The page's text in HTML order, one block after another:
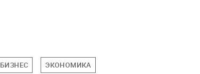
БИЗНЕС ЭКОНОМИКА